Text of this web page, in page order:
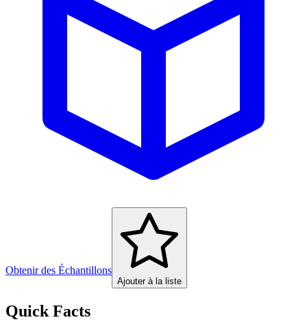
Obtenir des Échantillons
Ajouter à la liste
Quick Facts